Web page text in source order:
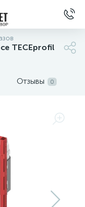
TECEprofil
Отзывы 0